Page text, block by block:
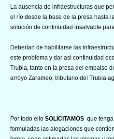
La ausencia de infraestructuras que
el río desde la base de la presa hasta
solución de continuidad insalvable
Deberían de habilitarse las
este problema y dar así continuidad
Trubia, tanto en la presa del embalse
arroyo Zarameo, tributario del Trubia
Por todo ello SOLICITAMOS que
formuladas las alegaciones que